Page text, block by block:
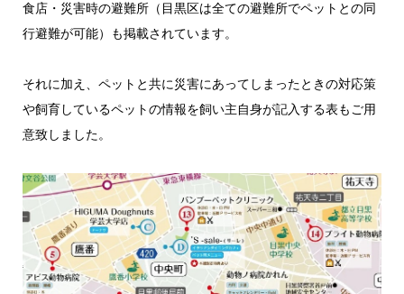
食店・災害時の避難所（目黒区は全ての避難所でペットとの同
行避難が可能）も掲載されています。
それに加え、ペットと共に災害にあってしまったときの対応策
や飼育しているペットの情報を飼い主自身が記入する表もご用
意致しました。